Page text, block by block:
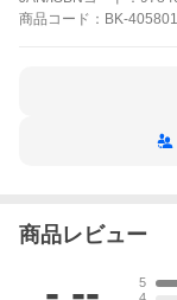
商品 コード： BK-
商品レビュー
5